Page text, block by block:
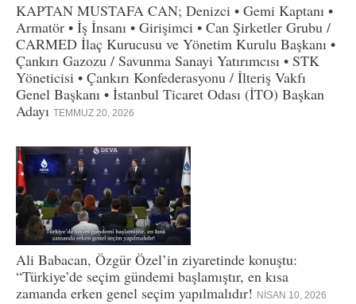
KAPTAN MUSTAFA CAN; Denizci • Gemi Kaptanı •
Armatör • İş İnsanı • Girişimci • Can Şirketler Grubu /
CARMED İlaç Kurucusu ve Yönetim Kurulu Başkanı •
Çankırı Gazozu / Savunma Sanayi Yatırımcısı • STK
Yöneticisi • Çankırı Konfederasyonu / İlteriş Vakfı
Genel Başkanı • İstanbul Ticaret Odası (İTO) Başkan
Adayı TEMMUZ 20, 2026
Ali Babacan, Özgür Özel’in ziyaretinde konuştu:
“Türkiye’de seçim gündemi başlamıştır, en kısa
zamanda erken genel seçim yapılmalıdır! NISAN 10, 2026